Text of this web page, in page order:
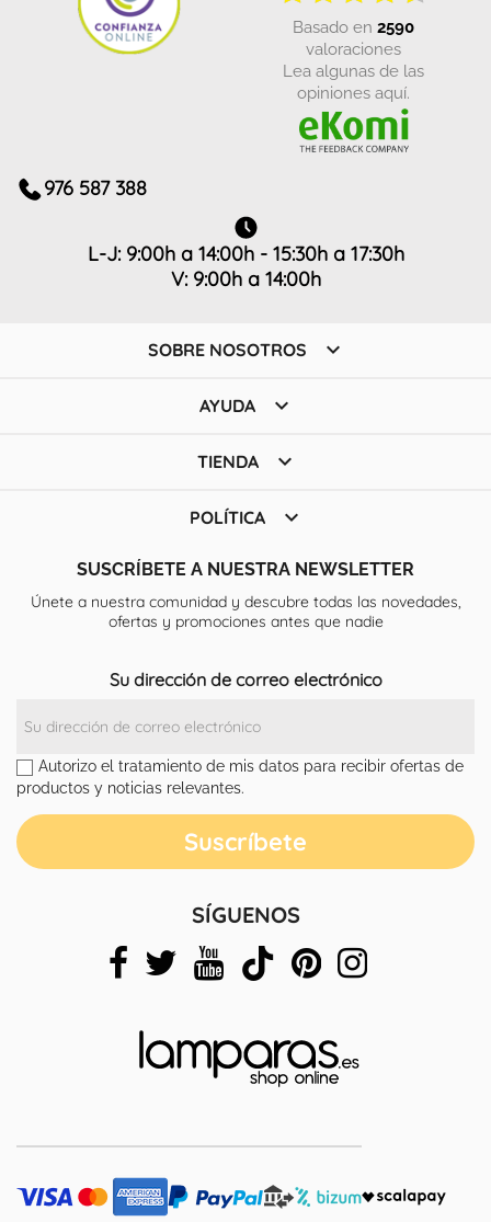
basado en 2590
valoraciones
Lea algunas de las
opiniones aquí.
976 587 388
L-J: 9:00h a 14:00h - 15:30h a 17:30h
V: 9:00h a 14:00h
SOBRE NOSOTROS 
AYUDA 
TIENDA 
POLÍTICA 
SUSCRÍBETE A NUESTRA NEWSLETTER
Únete a nuestra comunidad y descubre todas las novedades,
ofertas y promociones antes que nadie
Su dirección de correo electrónico
Autorizo el tratamiento de mis datos para recibir ofertas de
productos y noticias relevantes.
SÍGUENOS